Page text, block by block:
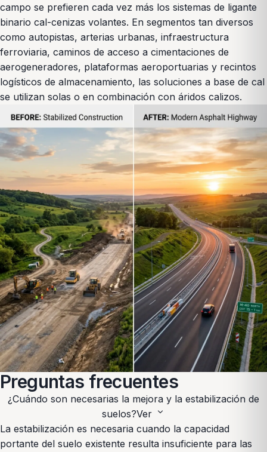
campo se prefieren cada vez más los sistemas de ligante
binario cal-cenizas volantes. En segmentos tan diversos
como autopistas, arterias urbanas, infraestructura
ferroviaria, caminos de acceso a cimentaciones de
aerogeneradores, plataformas aeroportuarias y recintos
logísticos de almacenamiento, las soluciones a base de cal
se utilizan solas o en combinación con áridos calizos.
Preguntas frecuentes
¿Cuándo son necesarias la mejora y la estabilización de
suelos?Ver expand_more
La estabilización es necesaria cuando la capacidad
portante del suelo existente resulta insuficiente para las